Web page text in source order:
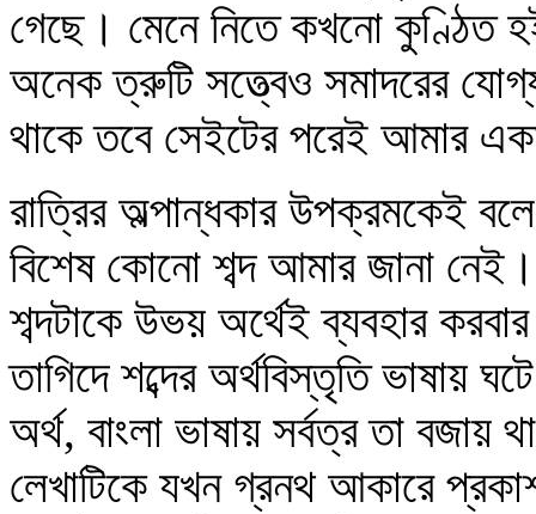
গেছে। মেনে নিতে কখনো কুণ্ঠিত
অনেক ত্রুটি সত্ত্বেও সমাদরের
থাকে তবে সেইটের পরেই আমার
রাত্রির অল্পান্ধকার উপক্রমকেই
বিশেষ কোনো শব্দ আমার জানা
শব্দটাকে উভয় অর্থেই ব্যবহার
তাগিদে শব্দের অর্থবিস্তৃতি ভাষায়
অর্থ, বাংলা ভাষায় সর্বত্র তা
লেখাটিকে যখন গ্রনথ আকারে